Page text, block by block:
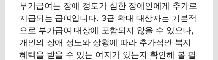
부가급여는 장애 정도가 심한 장애인에게 추가로
지급되는 급여입니다. 3급 확대 대상자는 기본적
으로 부가급여 대상에 포함되지 않을 수 있으나,
개인의 장애 정도와 상황에 따라 추가적인 복지
혜택을 받을 수 있는 여지가 있는지 확인해 볼 필